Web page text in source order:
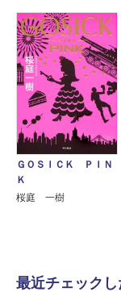
ＧＯＳＩＣＫ ＰＩＮ
Ｋ
桜庭 一樹
最近チェック